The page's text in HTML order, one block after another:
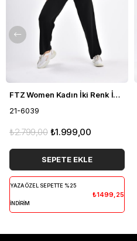
FTZ Women Kadın İki Renk İkili Takım Siyah 21-6039
21-6039
₺1.999,00
₺2.799,00
SEPETE EKLE
YAZA ÖZEL SEPETTE %25
İNDİRİM
₺1499,25